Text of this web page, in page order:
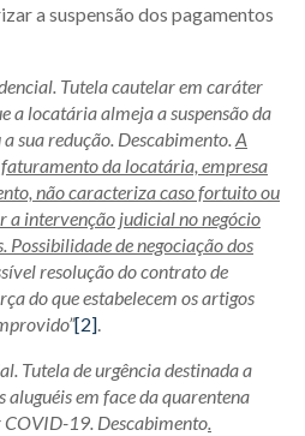
a suspensão dos pagamentos
Tutela cautelar em caráter
a locatária almeja a suspensão da
sua redução. Descabimento.A
da locatária, empresa
não caracteriza caso fortuito ou
intervenção judicial no negócio
de negociação dos
resolução do contrato de
do que estabelecem os artigos
[2].
Tutela de urgência destinada a
aluguéis em face da quarentena
19. Descabimento.